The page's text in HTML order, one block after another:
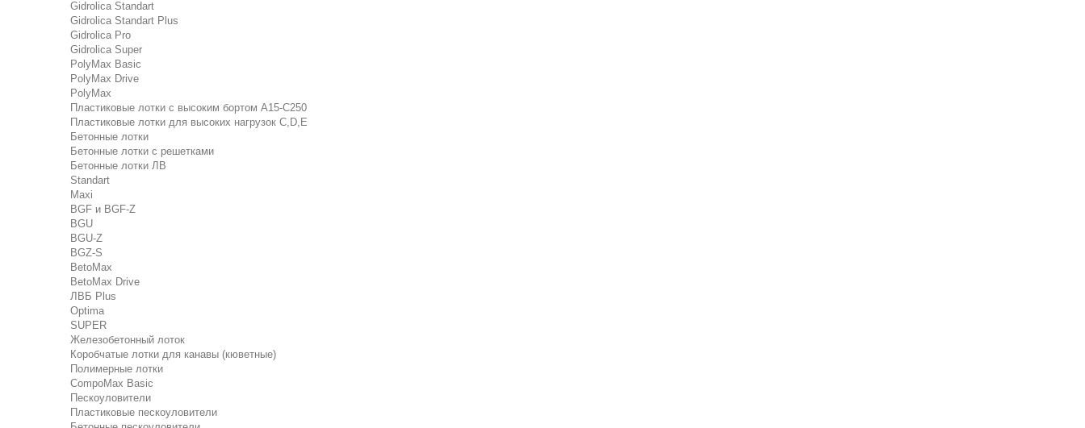
Gidrolica Standart
Gidrolica Standart Plus
Gidrolica Pro
Gidrolica Super
PolyMax Basic
PolyMax Drive
PolyMax
Пластиковые лотки с высоким бортом А15-C250
Пластиковые лотки для высоких нагрузок C,D,E
Бетонные лотки
Бетонные лотки с решетками
Бетонные лотки ЛВ
Standart
Maxi
BGF и BGF-Z
BGU
BGU-Z
BGZ-S
BetoMax
BetoMax Drive
ЛВБ Plus
Optima
SUPER
Железобетонный лоток
Коробчатые лотки для канавы (кюветные)
Полимерные лотки
CompoMax Basic
Пескоуловители
Пластиковые пескоуловители